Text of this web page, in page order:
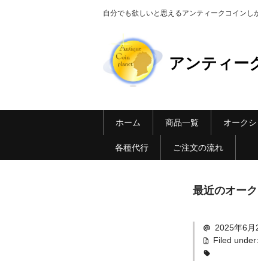
自分でも欲しいと思えるアンティークコイン
アンティー
ホーム 商品一覧 オーク
各種代行 ご注文の流れ
最近のオー
2025年6月
Filed under: